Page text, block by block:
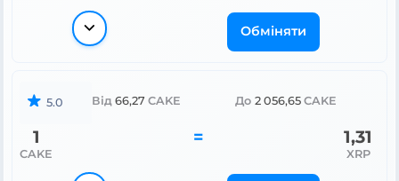
Обміняти
5.0 Від 66,27 CAKE До 2 056,65 CAKE
1
CAKE
= 1,31
XRP